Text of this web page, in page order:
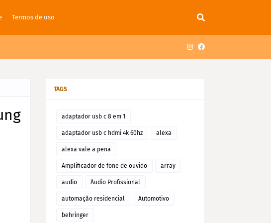
Termos de uso
TAGS
adaptador usb c 8 em 1
adaptador usb c hdmi 4k 60hz alexa
alexa vale a pena
Amplificador de fone de ouvido array
audio Áudio Profissional
automação residencial Automotivo
behringer